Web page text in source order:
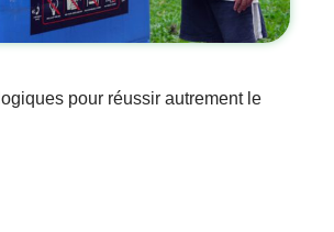
pour réussir autrement le